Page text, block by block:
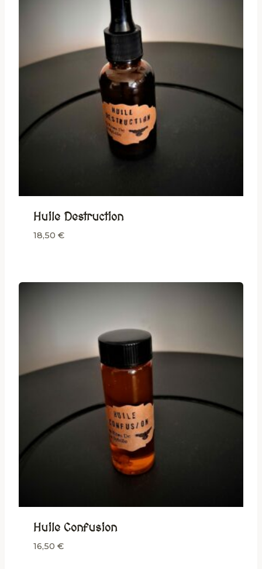
Huile Destruction
18,50 €
Huile Confusion
16,50 €